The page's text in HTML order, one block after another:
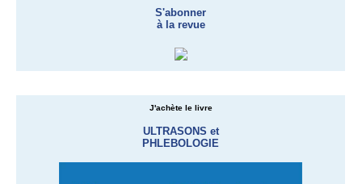
S'abonner
à la revue
J'achète le livre
ULTRASONS et
PHLEBOLOGIE